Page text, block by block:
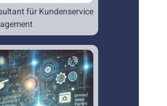
für Kundenservice